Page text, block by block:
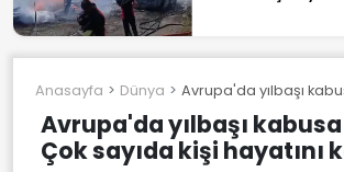
Anasayfa Dünya Avrupa'da yılbaşı
Avrupa'da yılbaşı
Çok sayıda kişi hayatını